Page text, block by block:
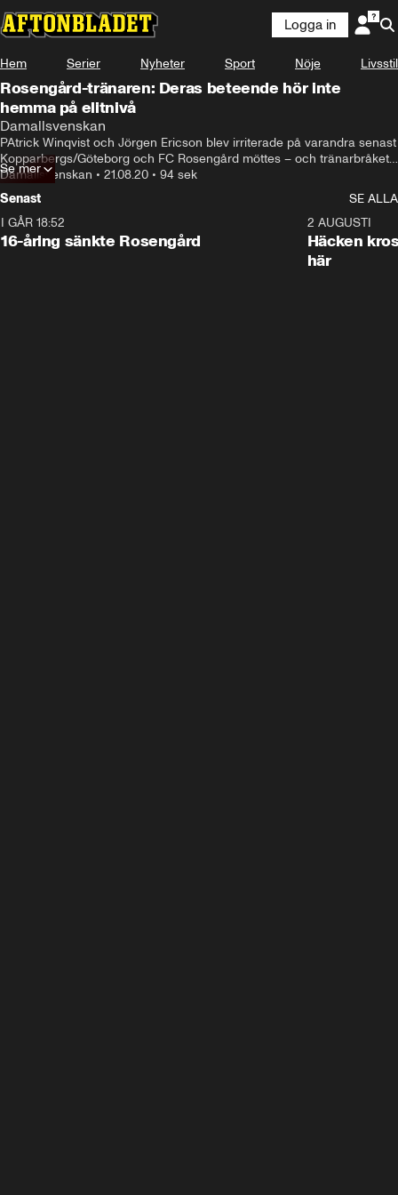
Logga in
Hem Serier Nyheter Sport Nöje Livsstil
Rosengård-tränaren: Deras beteende hör inte
hemma på elitnivå
Damallsvenskan
PAtrick Winqvist och Jörgen Ericson blev irriterade på varandra senast
Kopparbergs/Göteborg och FC Rosengård möttes – och tränarbråket
fortsätter inför söndagens seriefinal lagen emellan.
Damallsvenskan • 21.08.20 • 94 sek
Se mer
Senast
SE ALLA
I GÅR 18:52
16-åring sänkte Rosengård
2 AUGUSTI
Häcken
här